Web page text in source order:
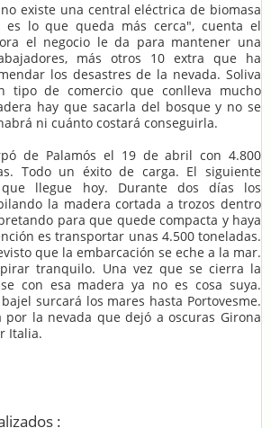
existe una central eléctrica de biomasa
es lo que queda más cerca", cuenta el
el negocio le da para mantener una
más otros 10 extra que ha
los desastres de la nevada. Soliva
tipo de comercio que conlleva mucho
hay que sacarla del bosque y no se
ni cuánto costará conseguirla.
de Palamós el 19 de abril con 4.800
Todo un éxito de carga. El siguiente
llegue hoy. Durante dos días los
la madera cortada a trozos dentro
para que quede compacta y haya
es transportar unas 4.500 toneladas.
que la embarcación se eche a la mar.
tranquilo. Una vez que se cierra la
con esa madera ya no es cosa suya.
surcará los mares hasta Portovesme.
la nevada que dejó a oscuras Girona
Italia.
: